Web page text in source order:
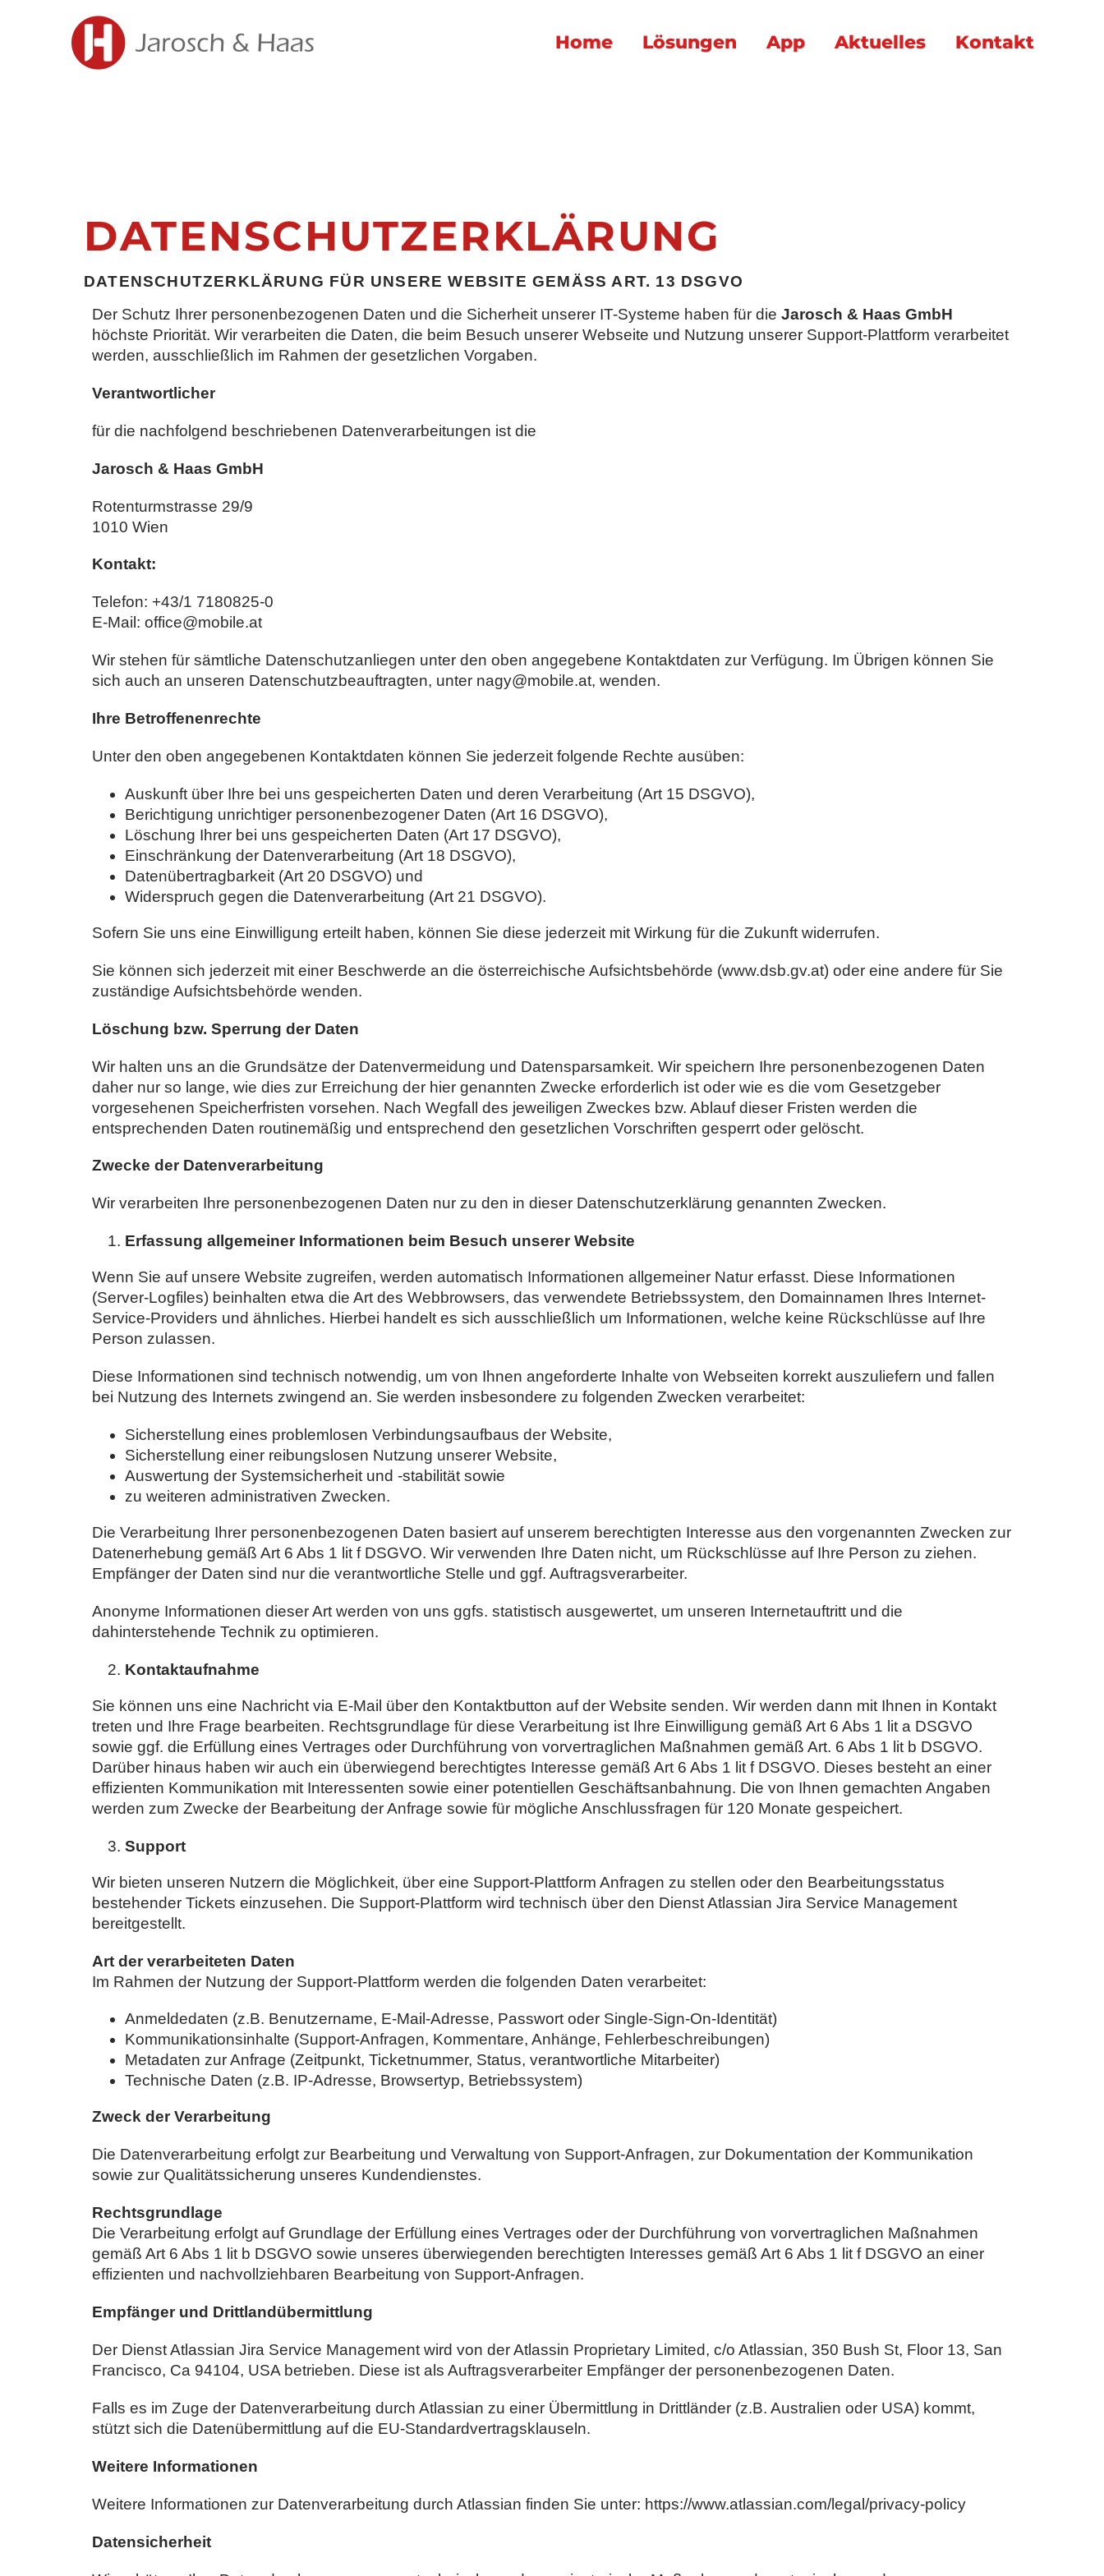
Home Lösungen App Aktuelles Kontakt
DATENSCHUTZERKLÄRUNG
DATENSCHUTZERKLÄRUNG FÜR UNSERE WEBSITE GEMÄSS ART. 13 DSGVO
Der Schutz Ihrer personenbezogenen Daten und die Sicherheit unserer IT-Systeme haben für die Jarosch & Haas GmbH
höchste Priorität. Wir verarbeiten die Daten, die beim Besuch unserer Webseite und Nutzung unserer Support-Plattform verarbeitet
werden, ausschließlich im Rahmen der gesetzlichen Vorgaben.
Verantwortlicher
für die nachfolgend beschriebenen Datenverarbeitungen ist die
Jarosch & Haas GmbH
Rotenturmstrasse 29/9
1010 Wien
Kontakt:
Telefon: +43/1 7180825-0
E-Mail: office@mobile.at
Wir stehen für sämtliche Datenschutzanliegen unter den oben angegebene Kontaktdaten zur Verfügung. Im Übrigen können Sie
sich auch an unseren Datenschutzbeauftragten, unter nagy@mobile.at, wenden.
Ihre Betroffenenrechte
Unter den oben angegebenen Kontaktdaten können Sie jederzeit folgende Rechte ausüben:
Auskunft über Ihre bei uns gespeicherten Daten und deren Verarbeitung (Art 15 DSGVO),
Berichtigung unrichtiger personenbezogener Daten (Art 16 DSGVO),
Löschung Ihrer bei uns gespeicherten Daten (Art 17 DSGVO),
Einschränkung der Datenverarbeitung (Art 18 DSGVO),
Datenübertragbarkeit (Art 20 DSGVO) und
Widerspruch gegen die Datenverarbeitung (Art 21 DSGVO).
Sofern Sie uns eine Einwilligung erteilt haben, können Sie diese jederzeit mit Wirkung für die Zukunft widerrufen.
Sie können sich jederzeit mit einer Beschwerde an die österreichische Aufsichtsbehörde (www.dsb.gv.at) oder eine andere für Sie
zuständige Aufsichtsbehörde wenden.
Löschung bzw. Sperrung der Daten
Wir halten uns an die Grundsätze der Datenvermeidung und Datensparsamkeit. Wir speichern Ihre personenbezogenen Daten
daher nur so lange, wie dies zur Erreichung der hier genannten Zwecke erforderlich ist oder wie es die vom Gesetzgeber
vorgesehenen Speicherfristen vorsehen. Nach Wegfall des jeweiligen Zweckes bzw. Ablauf dieser Fristen werden die
entsprechenden Daten routinemäßig und entsprechend den gesetzlichen Vorschriften gesperrt oder gelöscht.
Zwecke der Datenverarbeitung
Wir verarbeiten Ihre personenbezogenen Daten nur zu den in dieser Datenschutzerklärung genannten Zwecken.
Erfassung allgemeiner Informationen beim Besuch unserer Website
Wenn Sie auf unsere Website zugreifen, werden automatisch Informationen allgemeiner Natur erfasst. Diese Informationen
(Server-Logfiles) beinhalten etwa die Art des Webbrowsers, das verwendete Betriebssystem, den Domainnamen Ihres Internet-
Service-Providers und ähnliches. Hierbei handelt es sich ausschließlich um Informationen, welche keine Rückschlüsse auf Ihre
Person zulassen.
Diese Informationen sind technisch notwendig, um von Ihnen angeforderte Inhalte von Webseiten korrekt auszuliefern und fallen
bei Nutzung des Internets zwingend an. Sie werden insbesondere zu folgenden Zwecken verarbeitet:
Sicherstellung eines problemlosen Verbindungsaufbaus der Website,
Sicherstellung einer reibungslosen Nutzung unserer Website,
Auswertung der Systemsicherheit und -stabilität sowie
zu weiteren administrativen Zwecken.
Die Verarbeitung Ihrer personenbezogenen Daten basiert auf unserem berechtigten Interesse aus den vorgenannten Zwecken zur
Datenerhebung gemäß Art 6 Abs 1 lit f DSGVO. Wir verwenden Ihre Daten nicht, um Rückschlüsse auf Ihre Person zu ziehen.
Empfänger der Daten sind nur die verantwortliche Stelle und ggf. Auftragsverarbeiter.
Anonyme Informationen dieser Art werden von uns ggfs. statistisch ausgewertet, um unseren Internetauftritt und die
dahinterstehende Technik zu optimieren.
Kontaktaufnahme
Sie können uns eine Nachricht via E-Mail über den Kontaktbutton auf der Website senden. Wir werden dann mit Ihnen in Kontakt
treten und Ihre Frage bearbeiten. Rechtsgrundlage für diese Verarbeitung ist Ihre Einwilligung gemäß Art 6 Abs 1 lit a DSGVO
sowie ggf. die Erfüllung eines Vertrages oder Durchführung von vorvertraglichen Maßnahmen gemäß Art. 6 Abs 1 lit b DSGVO.
Darüber hinaus haben wir auch ein überwiegend berechtigtes Interesse gemäß Art 6 Abs 1 lit f DSGVO. Dieses besteht an einer
effizienten Kommunikation mit Interessenten sowie einer potentiellen Geschäftsanbahnung. Die von Ihnen gemachten Angaben
werden zum Zwecke der Bearbeitung der Anfrage sowie für mögliche Anschlussfragen für 120 Monate gespeichert.
Support
Wir bieten unseren Nutzern die Möglichkeit, über eine Support-Plattform Anfragen zu stellen oder den Bearbeitungsstatus
bestehender Tickets einzusehen. Die Support-Plattform wird technisch über den Dienst Atlassian Jira Service Management
bereitgestellt.
Art der verarbeiteten Daten
Im Rahmen der Nutzung der Support-Plattform werden die folgenden Daten verarbeitet:
Anmeldedaten (z.B. Benutzername, E-Mail-Adresse, Passwort oder Single-Sign-On-Identität)
Kommunikationsinhalte (Support-Anfragen, Kommentare, Anhänge, Fehlerbeschreibungen)
Metadaten zur Anfrage (Zeitpunkt, Ticketnummer, Status, verantwortliche Mitarbeiter)
Technische Daten (z.B. IP-Adresse, Browsertyp, Betriebssystem)
Zweck der Verarbeitung
Die Datenverarbeitung erfolgt zur Bearbeitung und Verwaltung von Support-Anfragen, zur Dokumentation der Kommunikation
sowie zur Qualitätssicherung unseres Kundendienstes.
Rechtsgrundlage
Die Verarbeitung erfolgt auf Grundlage der Erfüllung eines Vertrages oder der Durchführung von vorvertraglichen Maßnahmen
gemäß Art 6 Abs 1 lit b DSGVO sowie unseres überwiegenden berechtigten Interesses gemäß Art 6 Abs 1 lit f DSGVO an einer
effizienten und nachvollziehbaren Bearbeitung von Support-Anfragen.
Empfänger und Drittlandübermittlung
Der Dienst Atlassian Jira Service Management wird von der Atlassin Proprietary Limited, c/o Atlassian, 350 Bush St, Floor 13, San
Francisco, Ca 94104, USA betrieben. Diese ist als Auftragsverarbeiter Empfänger der personenbezogenen Daten.
Falls es im Zuge der Datenverarbeitung durch Atlassian zu einer Übermittlung in Drittländer (z.B. Australien oder USA) kommt,
stützt sich die Datenübermittlung auf die EU-Standardvertragsklauseln.
Weitere Informationen
Weitere Informationen zur Datenverarbeitung durch Atlassian finden Sie unter: https://www.atlassian.com/legal/privacy-policy
Datensicherheit